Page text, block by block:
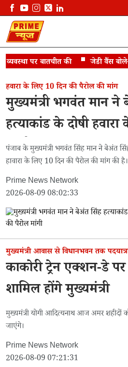
पर बातचीत की जेडी वैंस बोले-
Result: 'chief minister'
हवारा के लिए 10 दिन की पैरोल की मांग
मुख्यमंत्री भगवंत मान ने
हत्याकांड के दोषी
की पैरोल मांगी
पंजाब के मुख्यमंत्री भगवंत सिंह मान ने बेअंत
हावारा के लिए 10 दिन की पैरोल की मांग की है।
Prime News Network
2026-08-09 08:02:33
मुख्यमंत्री आवास से विधानभवन तक
काकोरी ट्रेन एक्शन-डे पर
शामिल होंगे मुख्यमंत्री
मुख्यमंत्री योगी आदित्यनाथ आज अमर शहीदों
जाएंगे।
Prime News Network
2026-08-09 07:21:31